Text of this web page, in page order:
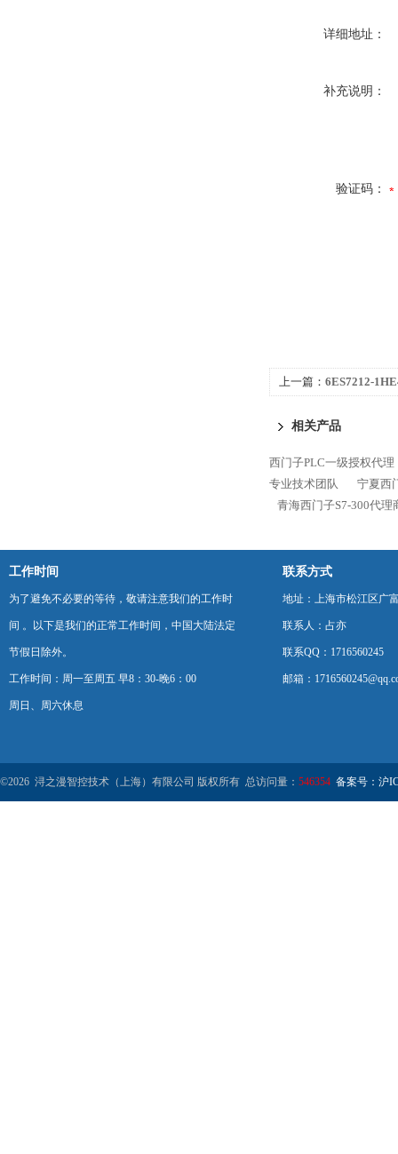
详细地址：
补充说明：
验证码：
上一篇： 6ES7212-
相关产品
西门子PLC一级授权代理
专业技术团队
宁夏西
青海西门子S7-300代理
工作时间
为了避免不必要的等待，敬请注意我们的工作时
间 。以下是我们的正常工作时间，中国大陆法定
节假日除外。
工作时间：周一至周五 早8：30-晚6：00
周日、周六休息
联系方式
地址：上海市松江区广
联系人：占亦
联系QQ：1716560245
邮箱：
©2026 浔之漫智控技术（上海）有限公司 版权所有 总访问量： 546354 备案号：沪